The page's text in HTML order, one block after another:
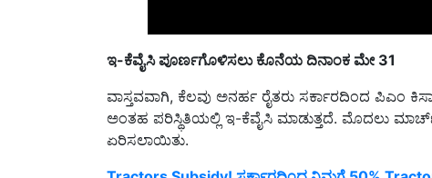
ಇ-ಕೆವೈಸಿ ಪೂರ್ಣಗೊಳಿಸಲು ಕೊನೆಯ ದಿನಾಂಕ ಮೇ31
ವಾಸ್ತವವಾಗಿ, ಕೆಲವು ಅನರ್ಹ ರೈತರು ಸರ್ಕಾರದಿಂದ ಪಿಎಂ
ಅಂತಹ ಪರಿಸ್ಥಿತಿಯಲ್ಲಿ ಇ-ಕೆವೈಸಿ ಮಾಡುತ್ತದೆ. ಮೊದಲು
ಏರಿಸಲಾಯಿತು.